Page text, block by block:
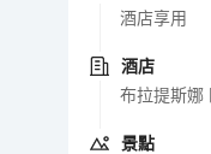
酒店享用
酒店
布拉提斯娜
景點